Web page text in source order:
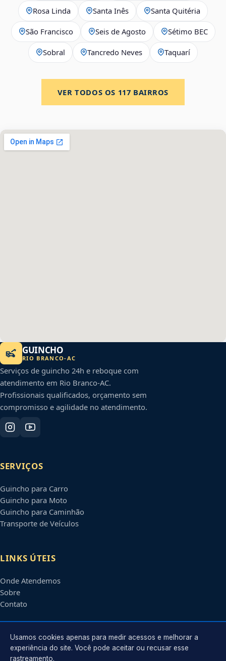
Rosa Linda Santa Inês Santa Quitéria
São Francisco Seis de Agosto Sétimo BEC
Sobral Tancredo Neves Taquarí
VER TODOS OS 117 BAIRROS
GUINCHO
RIO BRANCO-AC
Serviços de guincho 24h e reboque com
atendimento em Rio Branco-AC.
Profissionais qualificados, orçamento sem
compromisso e agilidade no atendimento.
SERVIÇOS
Guincho para Carro
Guincho para Moto
Guincho para Caminhão
Transporte de Veículos
LINKS ÚTEIS
Onde Atendemos
Sobre
Contato
CONTATO
Usamos cookies apenas para medir acessos e melhorar a
experiência do site. Você pode aceitar ou recusar esse
rastreamento.